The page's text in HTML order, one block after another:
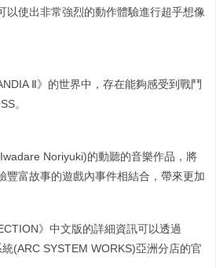
以使出非常強烈的動作體驗進行超乎想像
Ⅱ》的世界中，存在能夠感受到戰鬥
。
Noriyuki)的動聽的音樂作品，將
豐富故事的遊戲內事件相結合，帶來更加
》中文版的詳細資訊可以透過
(ARC SYSTEM WORKS)亞洲分店的官